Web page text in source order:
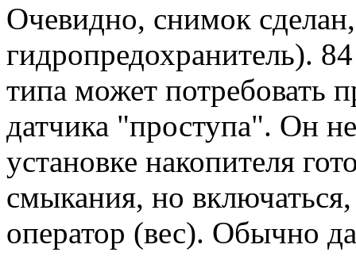
Очевидно, снимок
гидропредохранитель).
типа может потребовать
датчика "проступа". Он
установке накопителя
смыкания, но
оператор (вес). Обычно